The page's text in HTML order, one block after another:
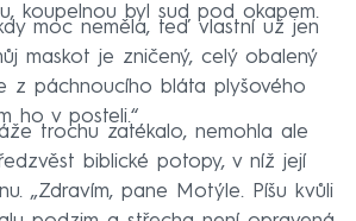
koupelnou byl sud pod okapem.
moc neměla, teď vlastní už jen
maskot je zničený, celý obalený
z páchnoucího bláta plyšového
ho v posteli.“
trochu zatékalo, nemohla ale
biblické potopy, v níž její
„Zdravím, pane Motýle. Píšu kvůli